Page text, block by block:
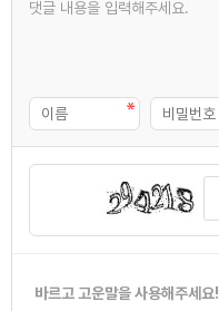
바르고 고운말을 사용해주세요!